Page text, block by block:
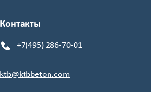
Контакты
+7(495) 286-70-01
ktb@ktbbeton.com